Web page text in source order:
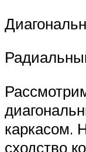
каркасом.
сходство